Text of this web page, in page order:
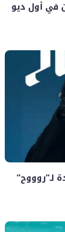
في أول ديو